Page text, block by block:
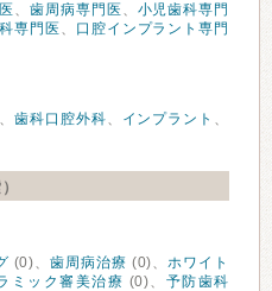
、 歯周病専門医 、 小児歯科専門
専門医 、 口腔インプラント専門
、 歯科口腔外科、 インプラント 、
(0)、 歯周病治療 (0)、ホワイト
ミック審美治療 (0)、 予防歯科